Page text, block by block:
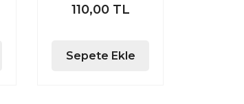
110,00 TL
Sepete Ekle